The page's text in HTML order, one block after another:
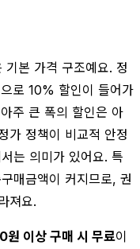
본 가격 구조예요. 정
로 10% 할인이 들어가
주 큰 폭의 할인은 아
가 정책이 비교적 안정
는 의미가 있어요. 특
매금액이 커지므로, 권
져요.
이상 구매 시 무료이